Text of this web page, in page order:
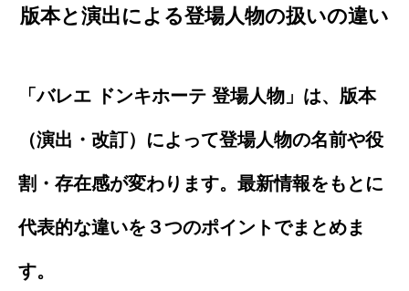
版本と演出による登場人物の扱いの違い
「バレエ ドンキホーテ 登場人物」は、版本
（演出・改訂）によって登場人物の名前や役
割・存在感が変わります。最新情報をもとに
代表的な違いを３つのポイントでまとめま
す。